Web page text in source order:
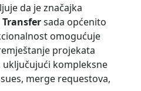
da je značajka
sada općenito
omogućuje
projekata
uključujući kompleksne
merge requestova,